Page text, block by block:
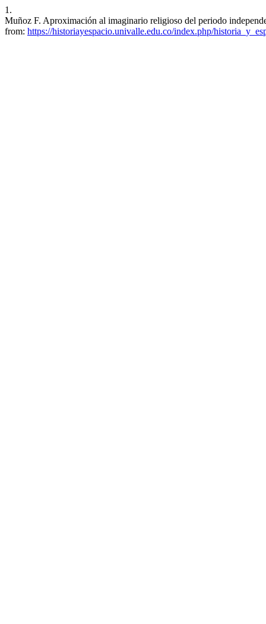
1.
Muñoz F. Aproximación al imaginario religioso del periodo
from: https://historiayespacio.univalle.edu.co/index.php/